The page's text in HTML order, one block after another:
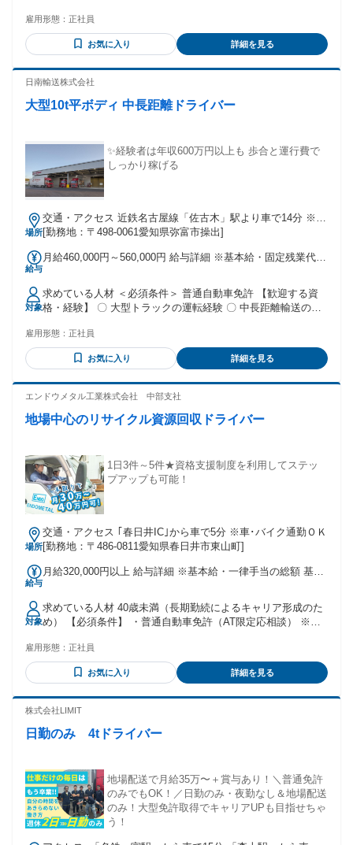
｜正社員｜運送｜陸送｜トレーラー｜中⾼年｜ハローワーク
雇用形態： 正社員
お気に入り 詳細を見る
日南輸送株式会社
大型10t平ボディ 中長距離ドライバー
✨経験者は年収600万円以上も 歩合と運行費で
しっかり稼げる
場所
交通・アクセス 近鉄名古屋線「佐古木」駅より車で14分 ※
車・バイク・自転車通勤OK（無料駐車場あり）
[勤務地：〒498-0061愛知県弥富市操出]
給与
月給460,000円～560,000円 給与詳細 ※基本給・固定残業代の
あたり6万円（固定残業時間：1ヶ月あたり30時間） 固定残業
時間を超えた勤務時間については別途残業代を支給する 【一
律手当】 全員に一律で支払われる通勤・皆勤・家族手当金
額：なし 全員に一律で支払われるその他手当金額：なし 月給
の経験を考慮し、高水準のスタートをお約束します。 ★さら
に、出先で使える「運行費（月2万円～3万円）」の現金支給
もあり！ ※経験・能力に応じて決定します ※賞与あり（年2
回/ 2年目より支給） ※昇給あり（5年目） ※各種手当を別途
支給 ＜各種手当一覧＞ 報奨手当/ 長距離手当/ 役職手当（班
長）/ 通信手当/ 運行費（月2万円～3万円）
対象
求めている人材 ＜必須条件＞ 普通自動車免許 【歓迎する資
格・経験】 〇 大型トラックの運転経験 〇 中長距離輸送の経
原料貨物の輸送経験 【このような方に向いています】 ・これ
までの運転経験を収入に反映したい方 ・中長距離運行でしっ
かり稼ぎたい方 ・1人で集中して働くことが好きな方 ・安全
えられる方 ・転職直後から安定した収入を得たい方 学歴は問
できます。
雇用形態： 正社員
お気に入り 詳細を見る
エンドウメタル工業株式会社 中部支社
地場中心のリサイクル資源回収ドライバー
1日3件～5件★資格支援制度を利用してステッ
プアップも可能！
場所
交通・アクセス ｢春日井IC｣から車で5分 ※車･バイク通勤ＯＫ
[勤務地：〒486-0811愛知県春日井市東山町]
給与
月給320,000円以上 給与詳細 ※基本給・一律手当の総額 基本
律で支払われる通勤・皆勤・家族手当金額：あり 1ヶ月あたり
15万円 全員に一律で支払われるその他手当金額：なし ★一律
手当内訳 ・職務手当（5万円）、無事故無違反手当（2万
円）、補償手当（6万円）、精皆勤手当（2万円） ・昇給年1
★ご経験･前職給を考慮の上､充分にご相談させて頂きます。
・昇給年1回（4月） ・賞与年2回（7月･12月） ★賞与は毎年
10万円ずつ増額します｡2年目は年20万円｡最大年100万円まで
UP！
対象
求めている人材 40歳未満（長期勤続によるキャリア形成のた
め） 【必須条件】 ・普通自動車免許（AT限定応相談） ※準
型→大型へのステップアップ可能です｡ 【歓迎条件】 ・車の
運転が好きな方歓迎 ・体を動かす仕事に前向きな方歓迎 【求
める人物像】 ・未経験から正社員としてキャリアを築きたい
スキルアップしたい方 ・安定した収入とプライベートの充実
40歳未満（長期勤続によるキャリア形成のため））
雇用形態： 正社員
お気に入り 詳細を見る
株式会社LIMIT
日勤のみ 4tドライバー
地場配送で月給35万〜＋賞与あり！＼普通免許
のみでもOK！／日勤のみ・夜勤なし＆地場配送
のみ！大型免許取得でキャリアUPも目指せちゃ
う！